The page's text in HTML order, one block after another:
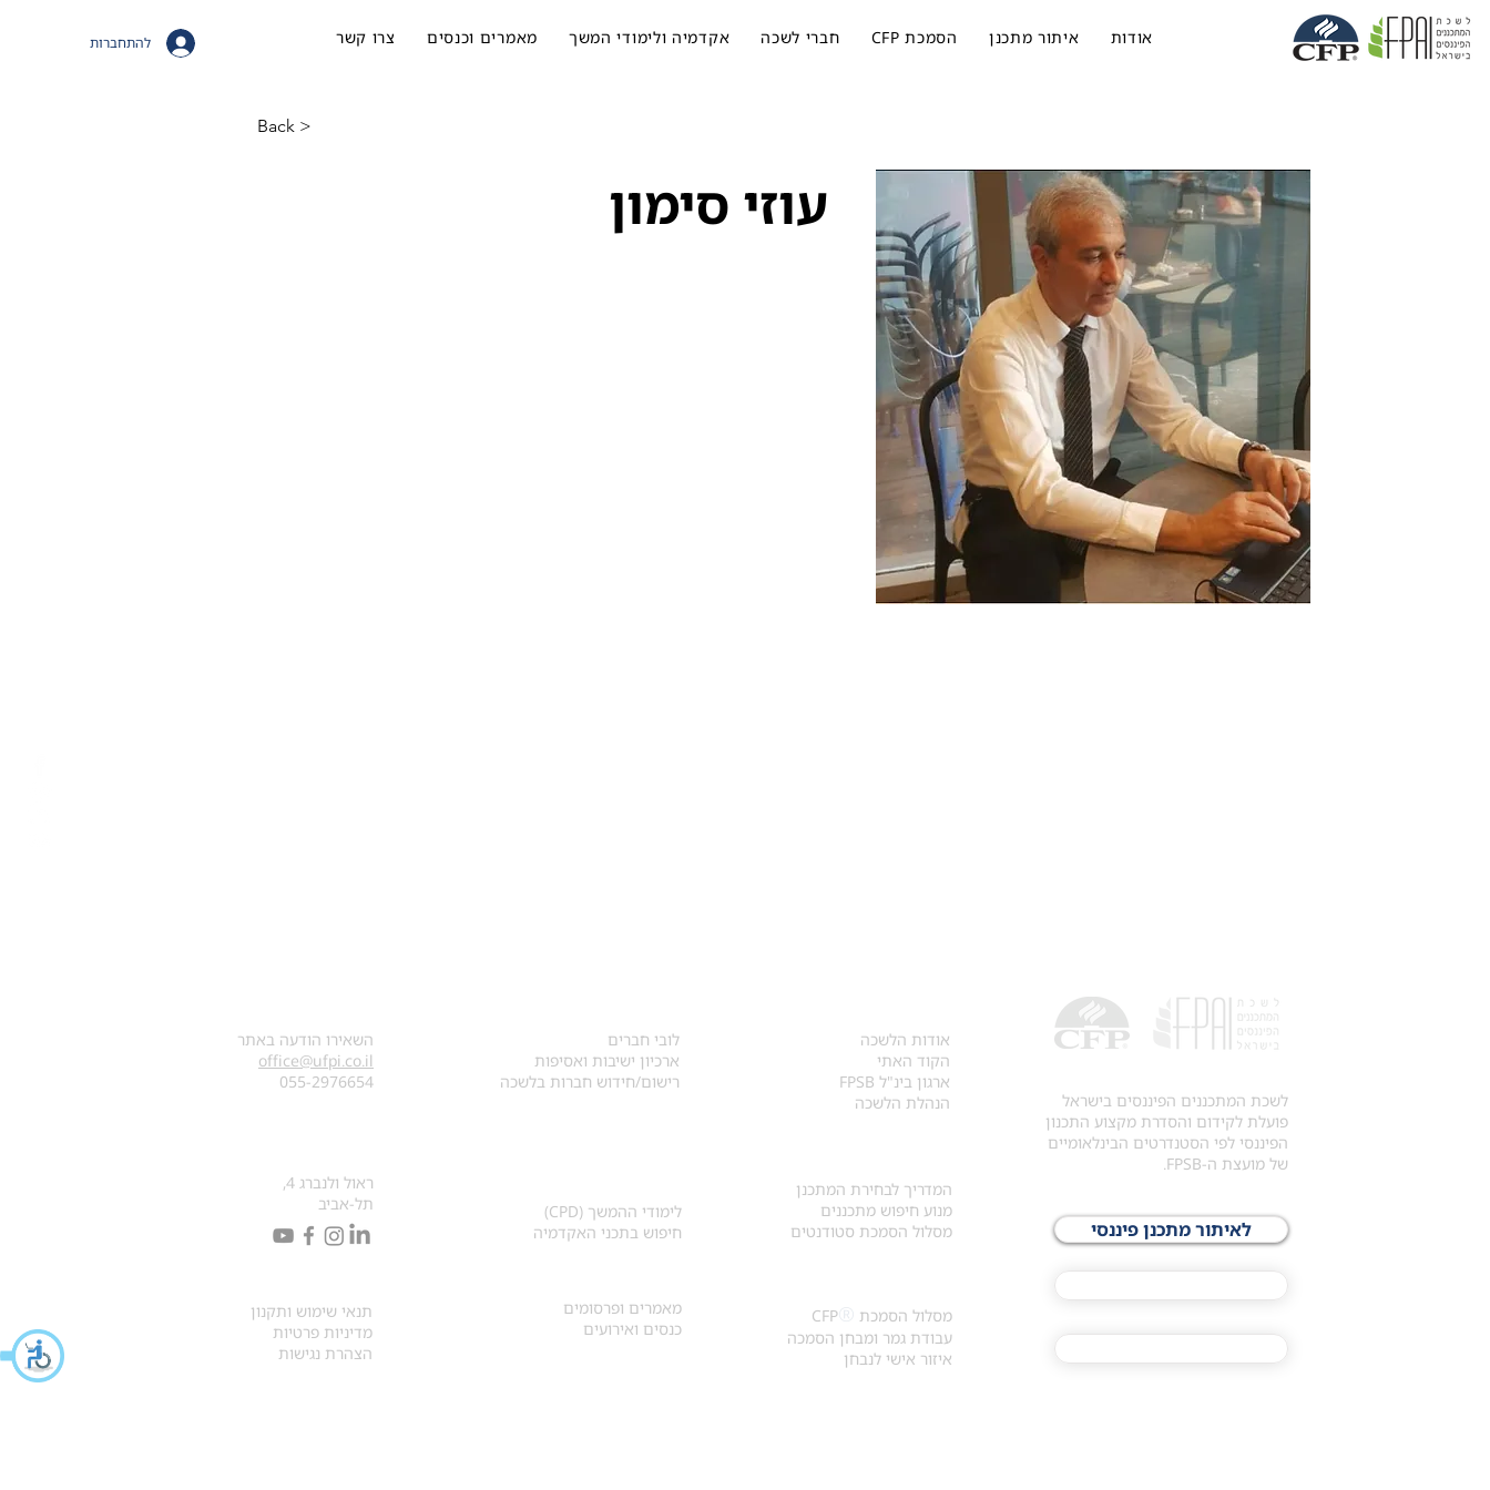
להתחברות אודות איתור מתכנן הסמכת CFP חברי לשכה אקדמיה ולימודי המשך מאמרים וכנסים צרו קשר
< Back
עוזי סימון
לשכת המתכננים הפיננסים בישראל
פועלת לקידום והסדרת מקצוע התכנון
הפיננסי לפי הסטנדרטים הבינלאומיים
של מועצת ה-FPSB.
לאיתור מתכנן פיננסי
​אודות הלשכה
הקוד האתי
ארגון בינ"ל FPSB
הנהלת הלשכה
המדריך לבחירת המתכנן
מנוע חיפוש מתכננים
מסלול הסמכת סטודנטים
לובי חברים
ארכיון ישיבות ואסיפות
רישום/חידוש חברות בלשכה
השאירו הודעה באתר
office@ufpi.co.il
​055-2976654
לימודי ההמשך (CPD)
חיפוש בתכני האקדמיה
ראול ולנברג 4,
תל-אביב
מסלול הסמכת ®
CFP
עבודת גמר ומבחן הסמכה
איזור אישי לנבחן
מאמרים ופרסומים
כנסים ואירועים
תנאי שימוש ותקנון
מדיניות פרטיות
הצהרת נגישות